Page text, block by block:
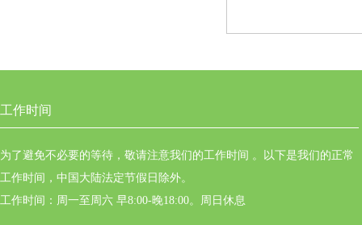
工作时间
为了避免不必要的等待，敬请注意我们的工作时间 。以下是我们的正常
工作时间，中国大陆法定节假日除外。
工作时间：周一至周六 早8:00-晚18:00。周日休息